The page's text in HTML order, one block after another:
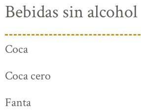
Bebidas sin alcohol
Coca
Coca cero
Fanta